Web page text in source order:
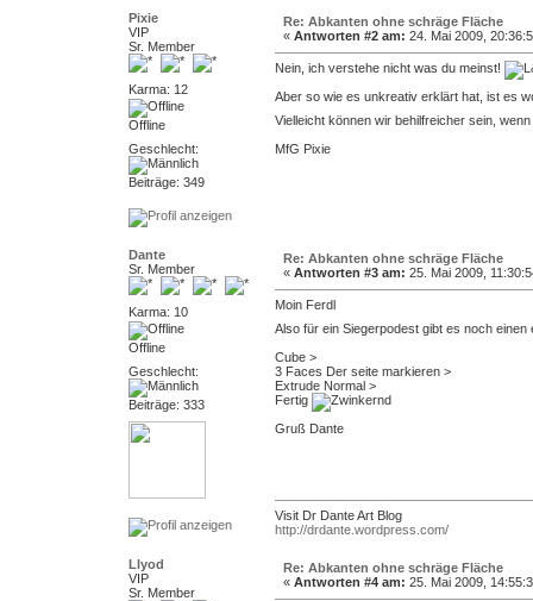
Pixie
VIP
Sr. Member
Karma: 12
Offline
Geschlecht:
Beiträge: 349
Re: Abkanten ohne schräge Fläche
« Antworten #2 am: 24. Mai 2009,
Nein, ich verstehe nicht was du meinst!
Aber so wie es unkreativ erklärt hat, ist es
Vielleicht können wir behilfreicher sein,
MfG Pixie
Dante
Sr. Member
Karma: 10
Offline
Geschlecht:
Beiträge: 333
Re: Abkanten ohne schräge Fläche
« Antworten #3 am: 25. Mai 2009,
Moin Ferdl
Also für ein Siegerpodest gibt es noch
Cube >
3 Faces Der seite markieren >
Extrude Normal >
Fertig
Gruß Dante
Visit Dr Dante Art Blog
http://drdante.wordpress.com/
Llyod
VIP
Sr. Member
Re: Abkanten ohne schräge Fläche
« Antworten #4 am: 25. Mai 2009,